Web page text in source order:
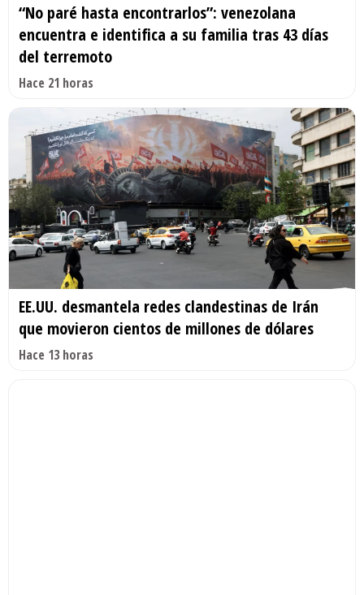
“No paré hasta encontrarlos”: venezolana
encuentra e identifica a su familia tras 43 días
del terremoto
Hace 21 horas
EE.UU. desmantela redes clandestinas de Irán
que movieron cientos de millones de dólares
Hace 13 horas